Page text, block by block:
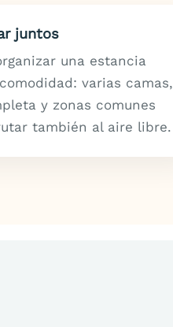
juntos
una estancia
varias camas,
y zonas comunes
también al aire libre.